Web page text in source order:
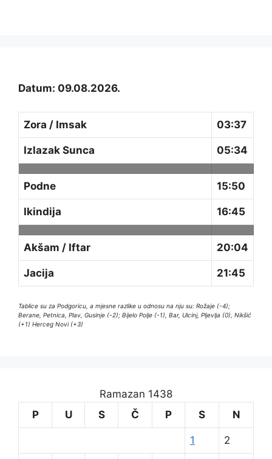
Datum: 09.08.2026.
Zora / Imsak 03:37
Izlazak Sunca 05:34
Podne 15:50
Ikindija 16:45
Akšam / Iftar 20:04
Jacija 21:45
Tablice su za Podgoricu, a mjesne razlike u odnosu na nju su: Rožaje (-4);
Berane, Petnica, Plav, Gusinje (-2); Bijelo Polje (-1), Bar, Ulcinj, Pljevlja (0), Nikšić
(+1) Herceg Novi (+3)
Ramazan 1438
P
U S Č P S N
1 2